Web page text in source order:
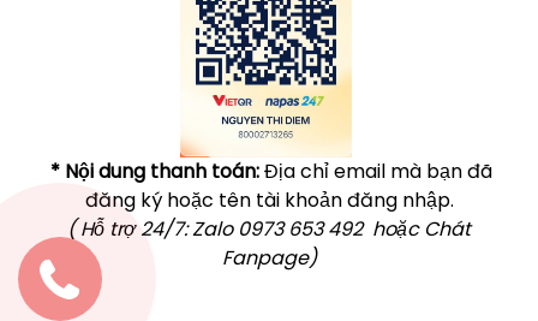
* Nội dung thanh toán:Địa chỉ email mà bạn đã
đăng ký hoặc tên tài khoản đăng nhập.
( Hỗ trợ 24/7: Zalo 0973 653 492 hoặc Chát
Fanpage)